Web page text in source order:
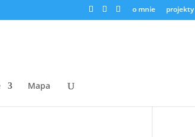
o mnie projekty
Mapa